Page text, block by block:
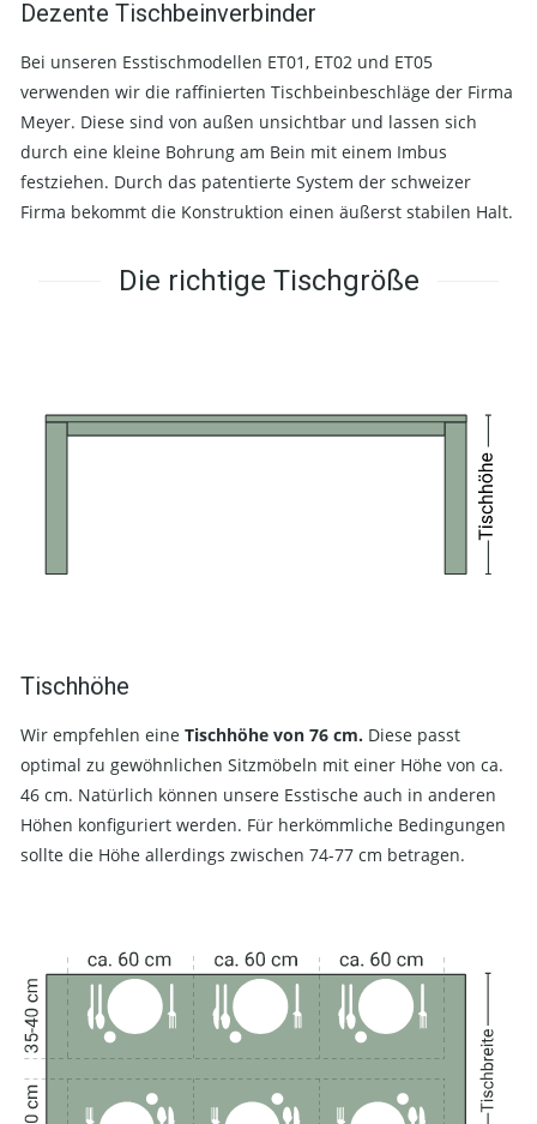
Dezente Tischbeinverbinder
Bei unseren Esstischmodellen ET01, ET02 und ET05
verwenden wir die raffinierten Tischbeinbeschläge der Firma
Meyer. Diese sind von außen unsichtbar und lassen sich
durch eine kleine Bohrung am Bein mit einem Imbus
festziehen. Durch das patentierte System der schweizer
Firma bekommt die Konstruktion einen äußerst stabilen Halt.
Die richtige Tischgröße
Tischhöhe
Wir empfehlen eine Tischhöhe von 76 cm. Diese passt
optimal zu gewöhnlichen Sitzmöbeln mit einer Höhe von ca.
46 cm. Natürlich können unsere Esstische auch in anderen
Höhen konfiguriert werden. Für herkömmliche Bedingungen
sollte die Höhe allerdings zwischen 74-77 cm betragen.